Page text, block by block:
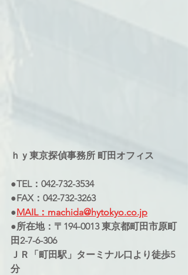
ｈｙ東京探偵事務所 町田オフィス
●TEL：042-732-3534
●FAX：042-732-3263
●MAIL：machida@hytokyo.co.jp
●所在地：〒194-0013 東京都町田市原町
田2-7-6-306
ＪＲ「町田駅」ターミナル口より徒歩5
分